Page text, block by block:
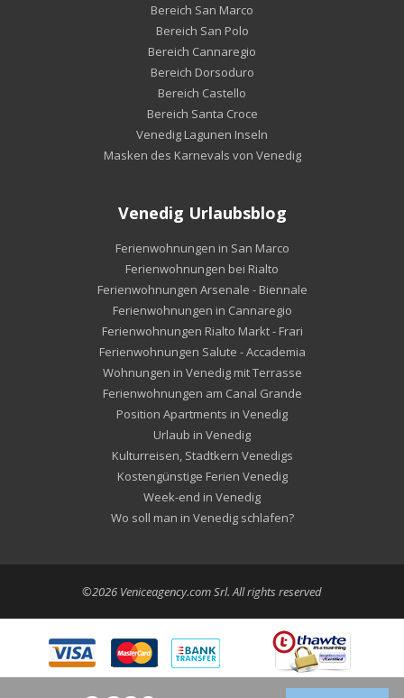
Bereich San Marco
Bereich San Polo
Bereich Cannaregio
Bereich Dorsoduro
Bereich Castello
Bereich Santa Croce
Venedig Lagunen Inseln
Masken des Karnevals von Venedig
Venedig Urlaubsblog
Ferienwohnungen in San Marco
Ferienwohnungen bei Rialto
Ferienwohnungen Arsenale - Biennale
Ferienwohnungen in Cannaregio
Ferienwohnungen Rialto Markt - Frari
Ferienwohnungen Salute - Accademia
Wohnungen in Venedig mit Terrasse
Ferienwohnungen am Canal Grande
Position Apartments in Venedig
Urlaub in Venedig
Kulturreisen, Stadtkern Venedigs
Kostengünstige Ferien Venedig
Week-end in Venedig
Wo soll man in Venedig schlafen?
©2026 Veniceagency.com Srl. All rights reserved